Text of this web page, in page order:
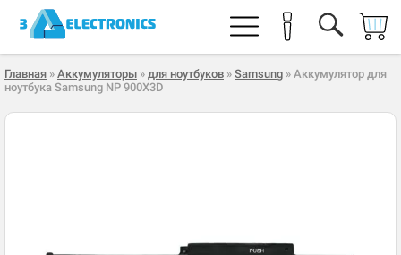
Главная » Аккумуляторы » для ноутбуков » Samsung » Аккумулятор для
ноутбука Samsung NP 900X3D